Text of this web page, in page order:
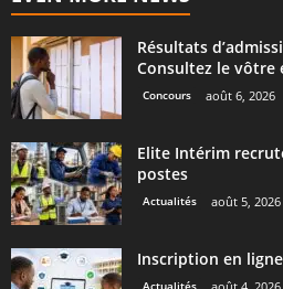
Résultats
Consultez le vôtre
Concours août 6, 2026
Elite Intérim
postes
Actualités août 5, 2026
Inscription en
Actualités